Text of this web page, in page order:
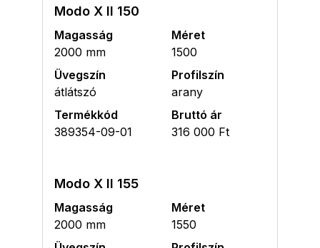
Modo X II 150
Magasság
2000 mm
Méret
1500
Üvegszín
átlátszó
Profilszín
arany
Termékkód
389354-09-01
Bruttó ár
316 000 Ft
Modo X II 155
Magasság
2000 mm
Méret
1550